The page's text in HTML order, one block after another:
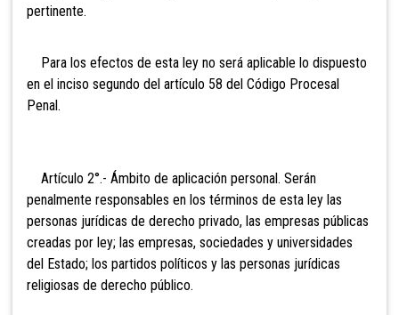
pertinente.
Para los efectos de esta ley no será aplicable lo dispuesto
en el inciso segundo del artículo 58 del Código Procesal
Penal.
Artículo 2°.- Ámbito de aplicación personal. Serán
penalmente responsables en los términos de esta ley las
personas jurídicas de derecho privado, las empresas públicas
creadas por ley; las empresas, sociedades y universidades
del Estado; los partidos políticos y las personas jurídicas
religiosas de derecho público.